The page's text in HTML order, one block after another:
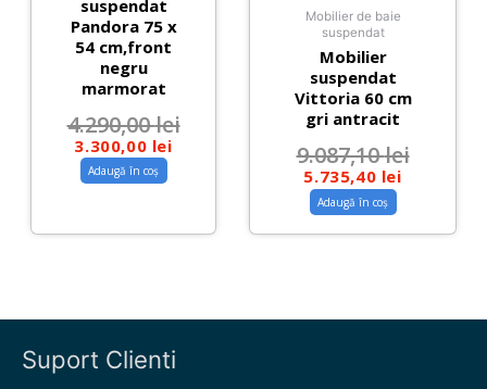
suspendat
Pandora 75 x
54 cm,front
negru
marmorat
4.290,00lei
3.300,00 lei
Adaugă în coș
Mobilier de baie
suspendat
Mobilier
suspendat
Vittoria 60 cm
gri antracit
9.087,10lei
5.735,40 lei
Adaugă în coș
Suport Clienti